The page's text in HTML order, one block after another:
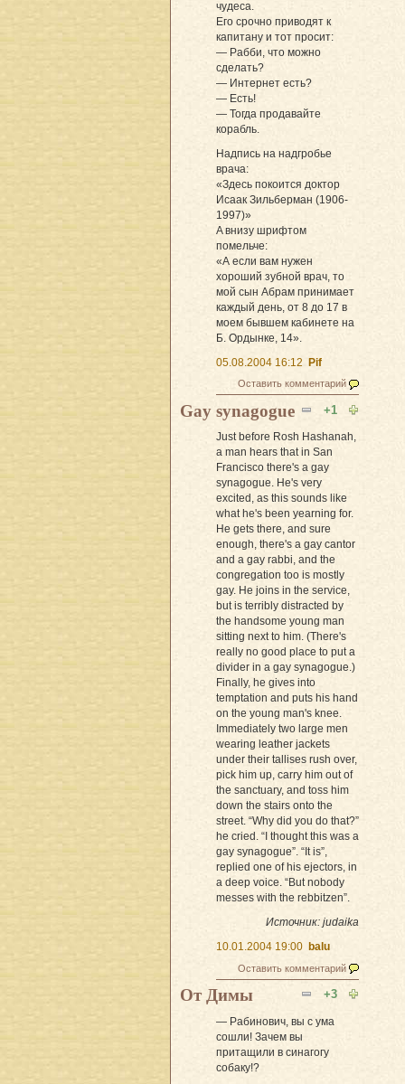
чудеса.
Его срочно приводят к
капитану и тот просит:
— Рабби, что можно
сделать?
— Интернет есть?
— Есть!
— Тогда продавайте
корабль.
Надпись на надгробье
врача:
«Здесь покоится доктор
Исаак Зильберман (1906-
1997)»
A внизу шрифтом
помельче:
«А если вам нужен
хороший зубной врач, то
мой сын Абрам принимает
каждый день, от 8 до 17 в
моем бывшем кабинете на
Б. Ордынке, 14».
05.08.2004 16:12
Pif
Оставить комментарий
+1
Gay synagogue
Just before Rosh Hashanah,
a man hears that in San
Francisco there's a gay
synagogue. He's very
excited, as this sounds like
what he's been yearning for.
He gets there, and sure
enough, there's a gay cantor
and a gay rabbi, and the
congregation too is mostly
gay. He joins in the service,
but is terribly distracted by
the handsome young man
sitting next to him. (There's
really no good place to put a
divider in a gay synagogue.)
Finally, he gives into
temptation and puts his hand
on the young man's knee.
Immediately two large men
wearing leather jackets
under their tallises rush over,
pick him up, carry him out of
the sanctuary, and toss him
down the stairs onto the
street. “Why did you do that?”
he cried. “I thought this was a
gay synagogue”. “It is”,
replied one of his ejectors, in
a deep voice. “But nobody
messes with the rebbitzen”.
Источник: judaika
10.01.2004 19:00 balu
Оставить комментарий
+3
От Димы
— Рабинович, вы с ума
сошли! Зачем вы
притащили в синагогу
собаку!?